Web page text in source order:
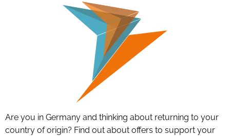
Are you in Germany and thinking about returning to your
country of origin? Find out about offers to support your